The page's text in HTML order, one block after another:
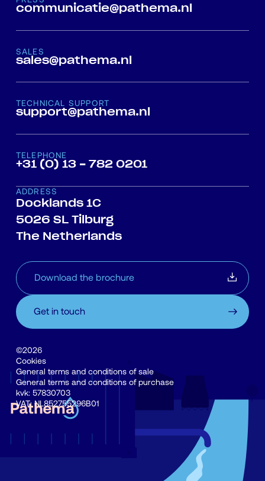
communicatie@pathema.nl
SALES
sales@pathema.nl
TECHNICAL SUPPORT
support@pathema.nl
TELEPHONE
+31 (0) 13 - 782 0201
ADDRESS
Docklands 1C
5026 SL Tilburg
The Netherlands
Download the brochure
Get in touch
©2026
Cookies
General terms and conditions of sale
General terms and conditions of purchase
kvk: 57830703
VAT: NL852755296B01